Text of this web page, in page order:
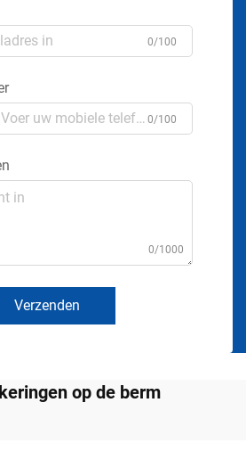
0/100
0/100
0/1000
Verzenden
op de berm